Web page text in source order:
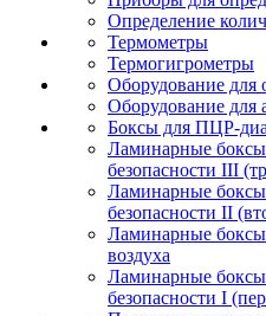
Определение
Термометры
Термогигрометры
Оборудование для
Оборудование для
Боксы для ПЦР-
Ламинарные
безопасности III
Ламинарные
безопасности II
Ламинарные
воздуха
Ламинарные
безопасности I